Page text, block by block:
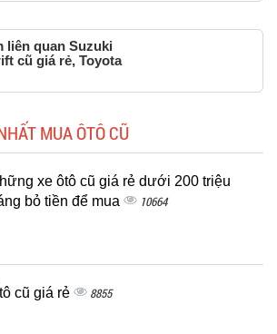
liên quan Suzuki
cũ giá rẻ, Toyota
MUA ÔTÔ CŨ
xe ôtô cũ giá rẻ dưới 200 triệu
bỏ tiền để mua
10664
cũ giá rẻ 8855